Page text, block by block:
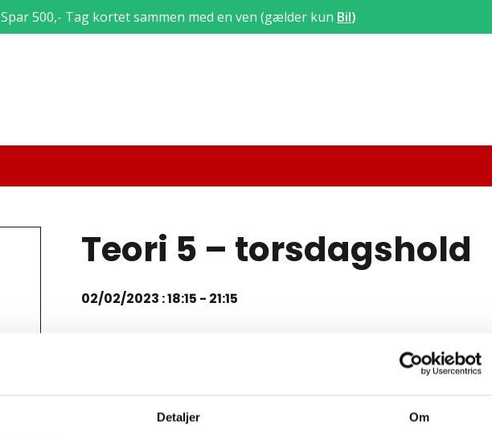
Detaljer Om
Teori 5 – torsdagshold
02/02/2023 : 18:15 - 21:15
7.12 Ligeud kørsel i vejkryds
7.13 Højresving i vejkryds
Spar 500,- Tag kortet sammen med en ven (gælder kun Bil)